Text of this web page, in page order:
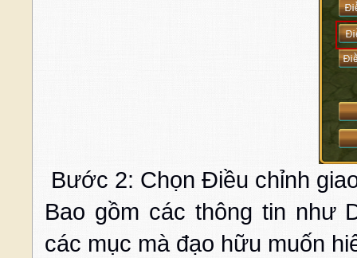
Bước 2: Chọn Điều chỉnh
Bao gồm các thông tin như
các mục mà đạo hữu muốn